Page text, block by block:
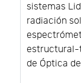
sistemas
radiación
estructural-
de Óptica